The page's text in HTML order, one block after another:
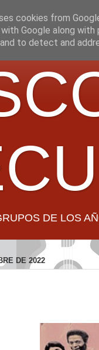
DE LOS
DE 2022
cookies from
with Google along
to detect and